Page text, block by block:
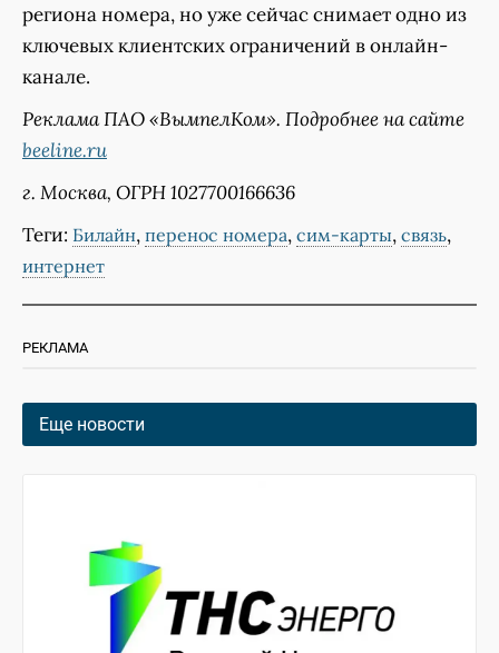
региона номера, но уже сейчас снимает одно из
ключевых клиентских ограничений в онлайн-
канале.
Реклама ПАО «ВымпелКом». Подробнее на сайте
beeline.ru
г. Москва, ОГРН 1027700166636
Теги: Билайн, перенос номера, сим-карты, связь,
интернет
РЕКЛАМА
Еще новости